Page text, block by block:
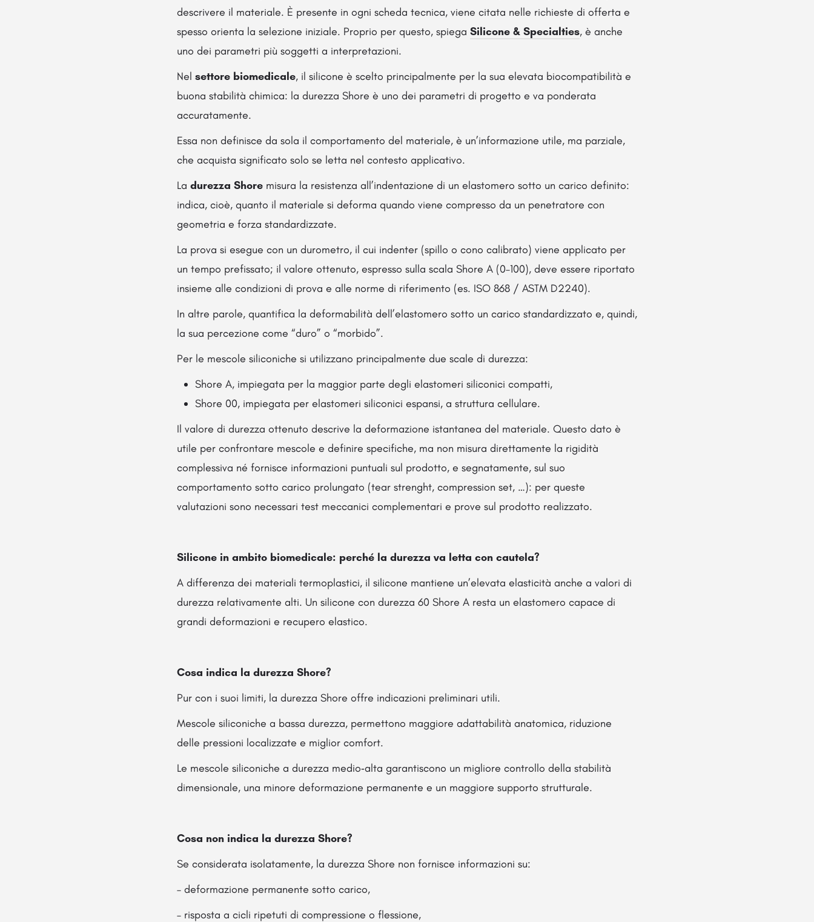
descrivere il materiale. È presente in ogni scheda tecnica, viene citata nelle richieste di offerta e
spesso orienta la selezione iniziale. Proprio per questo, spiega Silicone & Specialties, è anche
uno dei parametri più soggetti a interpretazioni.
Nel settore biomedicale, il silicone è scelto principalmente per la sua elevata biocompatibilità e
buona stabilità chimica: la durezza Shore è uno dei parametri di progetto e va ponderata
accuratamente.
Essa non definisce da sola il comportamento del materiale, è un’informazione utile, ma parziale,
che acquista significato solo se letta nel contesto applicativo.
La durezza Shore misura la resistenza all’indentazione di un elastomero sotto un carico definito:
indica, cioè, quanto il materiale si deforma quando viene compresso da un penetratore con
geometria e forza standardizzate.
La prova si esegue con un durometro, il cui indenter (spillo o cono calibrato) viene applicato per
un tempo prefissato; il valore ottenuto, espresso sulla scala Shore A (0–100), deve essere riportato
insieme alle condizioni di prova e alle norme di riferimento (es. ISO 868 / ASTM D2240).
In altre parole, quantifica la deformabilità dell’elastomero sotto un carico standardizzato e, quindi,
la sua percezione come “duro” o “morbido”.
Per le mescole siliconiche si utilizzano principalmente due scale di durezza:
Shore A, impiegata per la maggior parte degli elastomeri siliconici compatti,
Shore 00, impiegata per elastomeri siliconici espansi, a struttura cellulare.
Il valore di durezza ottenuto descrive la deformazione istantanea del materiale. Questo dato è
utile per confrontare mescole e definire specifiche, ma non misura direttamente la rigidità
complessiva né fornisce informazioni puntuali sul prodotto, e segnatamente, sul suo
comportamento sotto carico prolungato (tear strenght, compression set, …): per queste
valutazioni sono necessari test meccanici complementari e prove sul prodotto realizzato.
Silicone in ambito biomedicale: perché la durezza va letta con cautela?
A differenza dei materiali termoplastici, il silicone mantiene un’elevata elasticità anche a valori di
durezza relativamente alti. Un silicone con durezza 60 Shore A resta un elastomero capace di
grandi deformazioni e recupero elastico.
Cosa indica la durezza Shore?
Pur con i suoi limiti, la durezza Shore offre indicazioni preliminari utili.
Mescole siliconiche a bassa durezza, permettono maggiore adattabilità anatomica, riduzione
delle pressioni localizzate e miglior comfort.
Le mescole siliconiche a durezza medio‑alta garantiscono un migliore controllo della stabilità
dimensionale, una minore deformazione permanente e un maggiore supporto strutturale.
Cosa non indica la durezza Shore?
Se considerata isolatamente, la durezza Shore non fornisce informazioni su:
– deformazione permanente sotto carico,
– risposta a cicli ripetuti di compressione o flessione,